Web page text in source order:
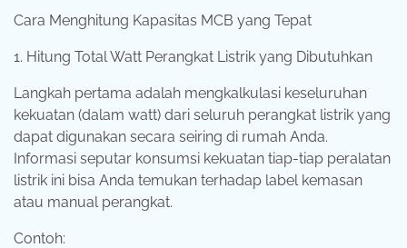
Cara Menghitung Kapasitas MCB yang Tepat
1. Hitung Total Watt Perangkat Listrik yang Dibutuhkan
Langkah pertama adalah mengkalkulasi keseluruhan
kekuatan (dalam watt) dari seluruh perangkat listrik yang
dapat digunakan secara seiring di rumah Anda.
Informasi seputar konsumsi kekuatan tiap-tiap peralatan
listrik ini bisa Anda temukan terhadap label kemasan
atau manual perangkat.
Contoh: